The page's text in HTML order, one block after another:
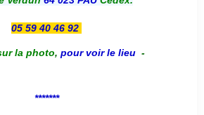
05 59 40 46 92
la photo, pour voir le lieu -
*******